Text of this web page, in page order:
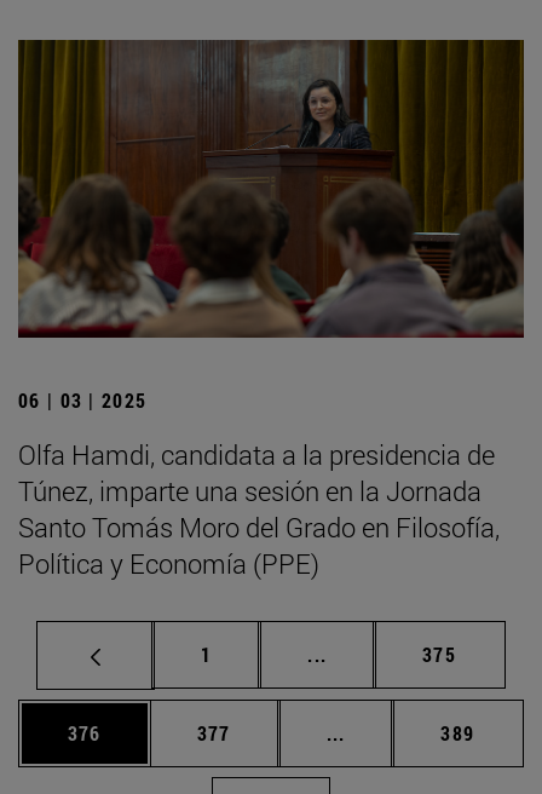
06 | 03 | 2025
Olfa Hamdi, candidata a la presidencia de
Túnez, imparte una sesión en la Jornada
Santo Tomás Moro del Grado en Filosofía,
Política y Economía (PPE)
Página
1 ... Páginas intermedias
Página
375
Página
376 Página
377 ... Páginas intermedias
Página
389